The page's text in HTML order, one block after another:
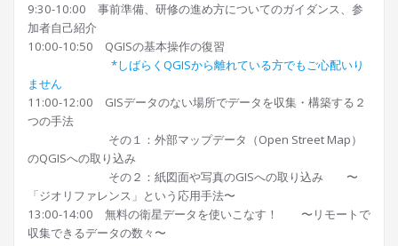
9:30-10:00 事前準備、研修の進め方についてのガイダンス、参
加者自己紹介
10:00-10:50 QGISの基本操作の復習
*しばらくQGISから離れている方でもご心配いり
ません
11:00-12:00 GISデータのない場所でデータを収集・構築する２
つの手法
その１：外部マップデータ（Open Street Map）
のQGISへの取り込み
その２：紙図面や写真のGISへの取り込み 〜
「ジオリファレンス」という応用手法〜
13:00-14:00 無料の衛星データを使いこなす！ 〜リモートで
収集できるデータの数々〜